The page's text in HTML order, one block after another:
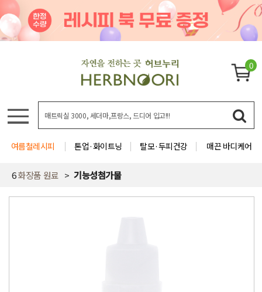
0
여름철레시피 톤업·화이트닝 탈모·두피건강 매끈 바디케어
6화장품 원료 기능성첨가물